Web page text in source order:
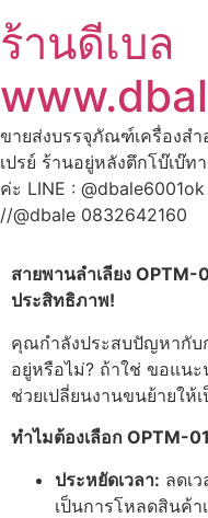
ร้านดีเบล
ขายส่งบรรจุภัณฑ์เครื่องส
เปรย์ ร้านอยู่หลังตึกโบ๊เบ๊ท
ค่ะ LINE :
//@dbale 0832642160
สายพานลำเลียง OPTM-
ประสิทธิภาพ!
คุณกำลังประสบปัญหากับ
อยู่หรือไม่? ถ้าใช่ ขอแนะ
ช่วยเปลี่ยนงานขนย้ายให้
ทำไมต้องเลือก OPTM-
ประหยัดเวลา: ลดเ
เป็นการโหลดสินค้า